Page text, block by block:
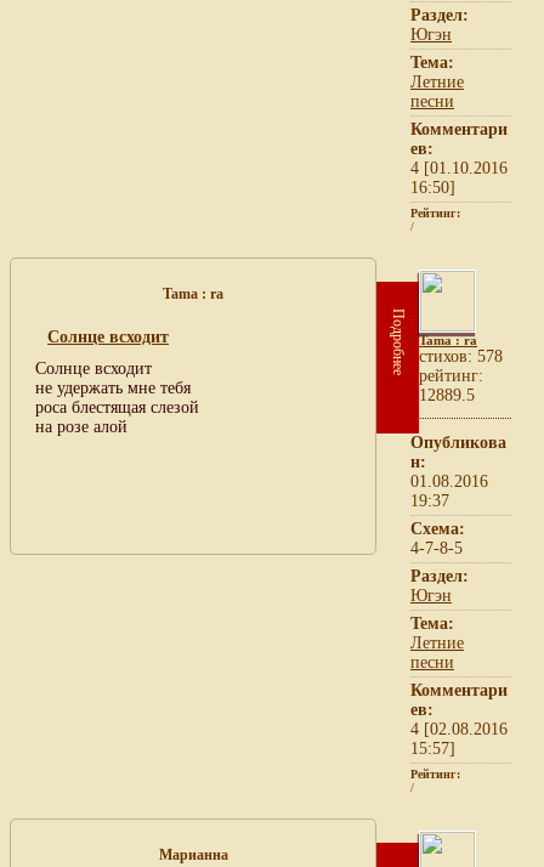
Раздел:
Югэн
Тема:
Летние
песни
Комментари
ев:
4 [01.10.2016
16:50]
Рейтинг:
/
Tama : ra
Солнце всходит
Солнце всходит
не удержать мне тебя
роса блестящая слезой
на розе алой
Подробнее Tama : ra
cтихов: 578
рейтинг:
12889.5
Опубликова
н:
01.08.2016
19:37
Схема:
4-7-8-5
Раздел:
Югэн
Тема:
Летние
песни
Комментари
ев:
4 [02.08.2016
15:57]
Рейтинг:
/
Марианна